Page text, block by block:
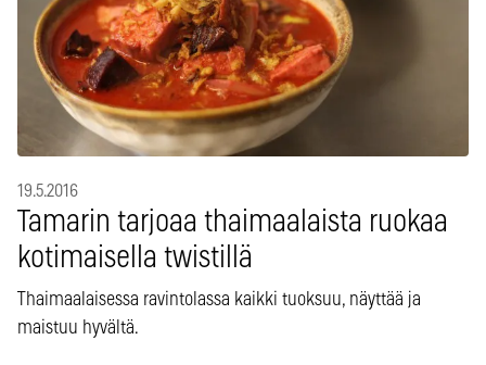
19.5.2016
Tamarin tarjoaa thaimaalaista ruokaa
kotimaisella twistillä
Thaimaalaisessa ravintolassa kaikki tuoksuu, näyttää ja
maistuu hyvältä.